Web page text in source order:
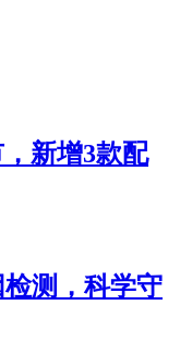
新增3款配
测，科学守